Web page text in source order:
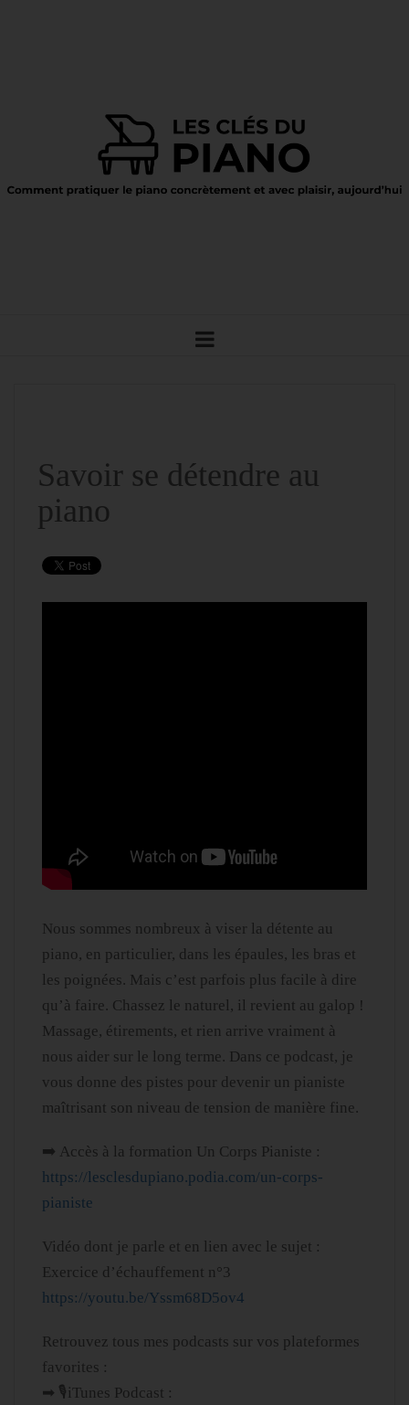
Savoir se détendre au
piano
Nous sommes nombreux à viser la détente au
piano, en particulier, dans les épaules, les bras et
les poignées. Mais c’est parfois plus facile à dire
qu’à faire. Chassez le naturel, il revient au galop !
Massage, étirements, et rien arrive vraiment à
nous aider sur le long terme. Dans ce podcast, je
vous donne des pistes pour devenir un pianiste
maîtrisant son niveau de tension de manière fine.
➡️ Accès à la formation Un Corps Pianiste :
https://lesclesdupiano.podia.com/un-corps-
pianiste
Vidéo dont je parle et en lien avec le sujet :
Exercice d’échauffement n°3
https://youtu.be/Yssm68D5ov4
Retrouvez tous mes podcasts sur vos plateformes
favorites :
➡ 🎙iTunes Podcast :